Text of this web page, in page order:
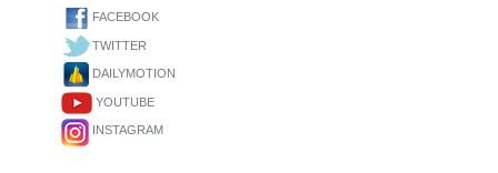
FACEBOOK
TWITTER
DAILYMOTION
YOUTUBE
INSTAGRAM